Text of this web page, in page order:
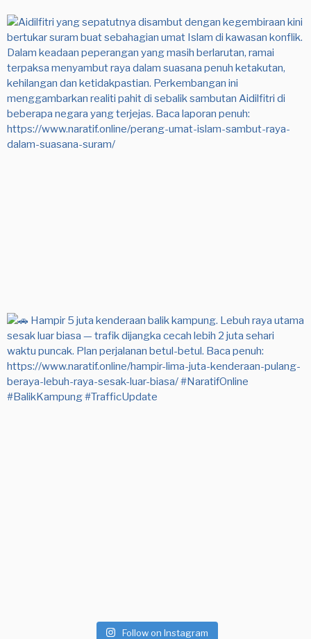
Follow on Instagram